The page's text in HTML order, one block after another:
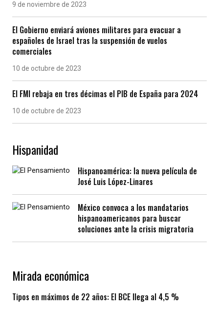
9 de noviembre de 2023
El Gobierno enviará aviones militares para evacuar a
españoles de Israel tras la suspensión de vuelos
comerciales
10 de octubre de 2023
El FMI rebaja en tres décimas el PIB de España para 2024
10 de octubre de 2023
Hispanidad
Hispanoamérica: la nueva película de
José Luis López-Linares
México convoca a los mandatarios
hispanoamericanos para buscar
soluciones ante la crisis migratoria
Mirada económica
Tipos en máximos de 22 años: El BCE llega al 4,5 %